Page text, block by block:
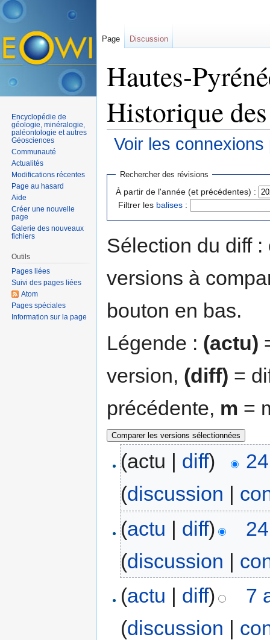
Hautes-
Historique
Voir les
Rechercher des révisions
À partir de l'année (et précédentes) :
Filtrer les balises :
Sélection du diff
versions à
bouton en bas.
Légende : (actu)
version, (diff) =
précédente, m =
(actu | diff)
(discussion |
(actu | diff)
(discussion |
(actu | diff)
7
(discussion |
Page Discussion
Encyclopédie de
géologie, minéralogie,
paléontologie et autres
Géosciences
Communauté
Actualités
Modifications récentes
Page au hasard
Aide
Créer une nouvelle
page
Galerie des nouveaux
fichiers
Outils
Pages liées
Suivi des pages liées
Atom
Pages spéciales
Information sur la page